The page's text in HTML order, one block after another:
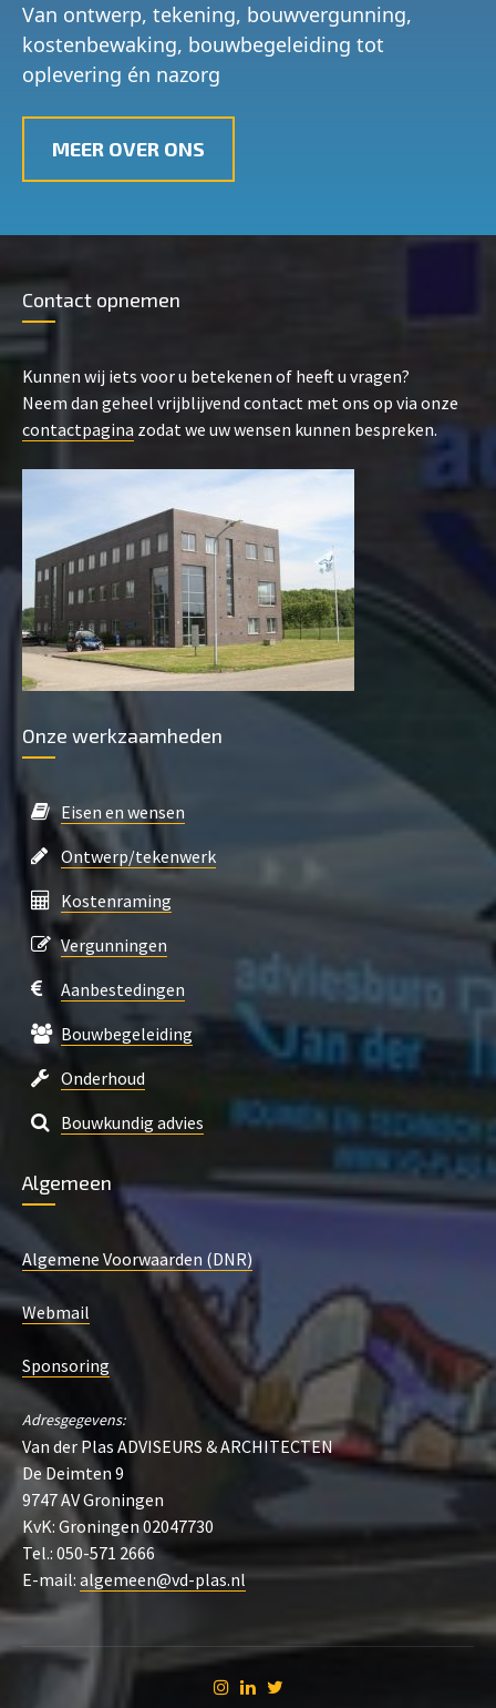
Van ontwerp, tekening, bouwvergunning,
kostenbewaking, bouwbegeleiding tot
oplevering én nazorg
MEER OVER ONS
Contact opnemen
Kunnen wij iets voor u betekenen of heeft u vragen?
Neem dan geheel vrijblijvend contact met ons op via onze
contactpagina zodat we uw wensen kunnen bespreken.
Onze werkzaamheden
Eisen en wensen
Ontwerp/tekenwerk
Kostenraming
Vergunningen
Aanbestedingen
Bouwbegeleiding
Onderhoud
Bouwkundig advies
Algemeen
Algemene Voorwaarden (DNR)
Webmail
Sponsoring
Adresgegevens:
Van der Plas ADVISEURS & ARCHITECTEN
De Deimten 9
9747 AV Groningen
KvK: Groningen 02047730
Tel.: 050-571 2666
E-mail: algemeen@vd-plas.nl